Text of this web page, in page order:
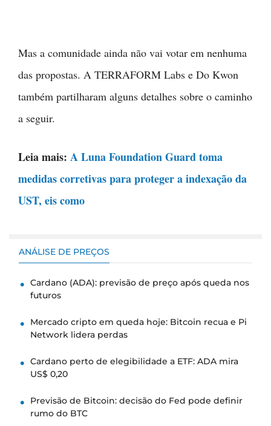
Mas a comunidade ainda não vai votar em nenhuma
das propostas. A TERRAFORM Labs e Do Kwon
também partilharam alguns detalhes sobre o caminho
a seguir.
Leia mais: A Luna Foundation Guard toma
medidas corretivas para proteger a indexação da
UST, eis como
ANÁLISE DE PREÇOS
Cardano (ADA): previsão de preço após queda nos
futuros
Mercado cripto em queda hoje: Bitcoin recua e Pi
Network lidera perdas
Cardano perto de elegibilidade a ETF: ADA mira
US$ 0,20
Previsão de Bitcoin: decisão do Fed pode definir
rumo do BTC